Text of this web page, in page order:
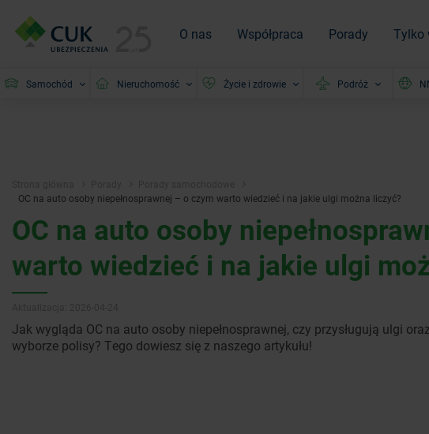
O nas Współpraca Porady Tylko
Samochód Nieruchomość Życie i zdrowie Podróż
OC na auto osoby niepełnosprawnej – o czym warto wiedzieć i na jakie ulgi można liczyć?
OC na auto osoby
warto wiedzieć i na jakie ulgi
Jak wygląda OC na auto osoby niepełnosprawnej, czy przysługują ulgi
wyborze polisy? Tego dowiesz się z naszego artykułu!